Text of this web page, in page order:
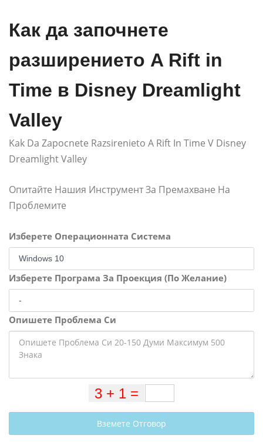
Как да започнете
разширението A Rift in
Time в Disney Dreamlight
Valley
Kak Da Zapocnete Razsirenieto A Rift In Time V Disney
Dreamlight Valley
Опитайте Нашия Инструмент За Премахване На
Проблемите
Изберете Операционната Система
Изберете Програма За Проекция (По Желание)
Опишете Проблема Си
Вземете Отговор